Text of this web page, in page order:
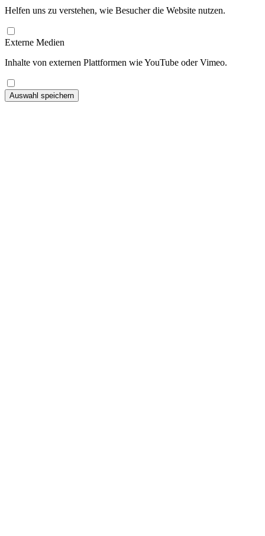
Helfen uns zu verstehen, wie Besucher die Website nutzen.
Externe Medien
Inhalte von externen Plattformen wie YouTube oder Vimeo.
Auswahl speichern